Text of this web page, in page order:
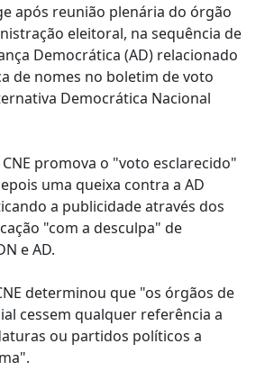
após reunião plenária do órgão
eleitoral, na sequência de
Democrática (AD) relacionado
de nomes no boletim de voto
Democrática Nacional
promova o "voto esclarecido"
uma queixa contra a AD
a publicidade através dos
"com a desculpa" de
e AD.
determinou que "os órgãos de
cessem qualquer referência a
ou partidos políticos a